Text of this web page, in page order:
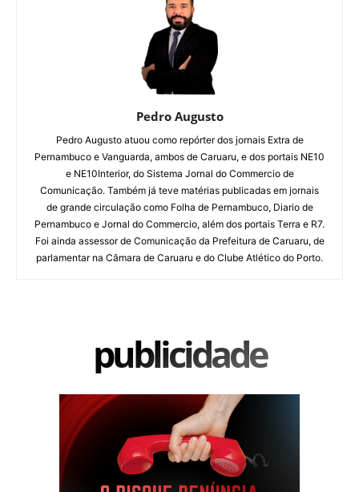
Pedro Augusto
Pedro Augusto atuou como repórter dos jornais Extra de
Pernambuco e Vanguarda, ambos de Caruaru, e dos portais NE10
e NE10Interior, do Sistema Jornal do Commercio de
Comunicação. Também já teve matérias publicadas em jornais
de grande circulação como Folha de Pernambuco, Diario de
Pernambuco e Jornal do Commercio, além dos portais Terra e R7.
Foi ainda assessor de Comunicação da Prefeitura de Caruaru, de
parlamentar na Câmara de Caruaru e do Clube Atlético do Porto.
publicidade